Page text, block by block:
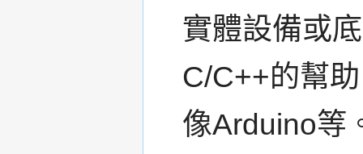
實體設備或
C/C++的幫
像Arduino等